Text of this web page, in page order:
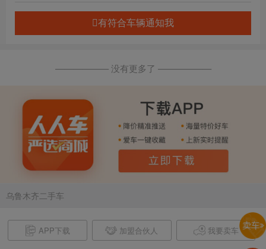
有符合车辆通知我
—————— 没有更多了 ——————
乌鲁木齐二手车
APP下载 加盟合伙人 我要卖车